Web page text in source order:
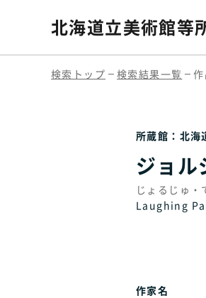
北海道立美術館等
検索トップ 検索結果一覧
所蔵館：北海
ジョル
じょるじゅ・
Laughing
作家名